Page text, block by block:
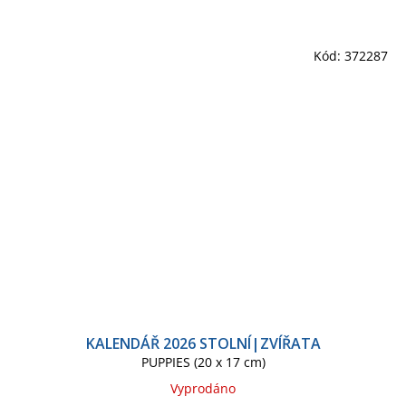
KALENDÁŘ 2026 STOLNÍ|ZVÍŘATA
PUPPIES (20 x 17 cm)
Vyprodáno
Kód: 372287